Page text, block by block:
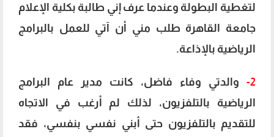
لتغطية البطولة وعندما عرف إني طالبة بكلية الإعلام
جامعة القاهرة طلب مني أن آتي للعمل بالبرامج
الرياضية بالإذاعة.
2-
والدتي وفاء فاضل، كانت مدير عام البرامج
الرياضية بالتلفزيون، لذلك لم أرغب في الاتجاه
للتقديم بالتلفزيون حتى أبني نفسي بنفسي، فقد